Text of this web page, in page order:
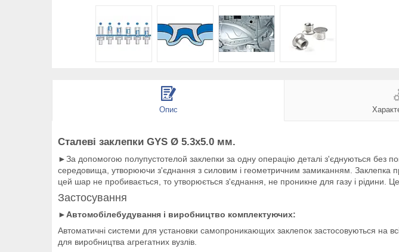
Опис
Сталеві заклепки GYS Ø 5.3x5.0 мм.
►За допомогою полупустотелой заклепки за одну операцію деталі з'єднуються без
середовища, утворюючи з'єднання з силовим і геометричним замиканням. Заклепка
цей шар не пробивається, то утворюється з'єднання, не проникне для газу і рідини.
Застосування
► Автомобілебудування і виробництво комплектуючих:
Автоматичні системи для установки самопроникающих заклепок застосовуються на
для виробництва агрегатних вузлів.